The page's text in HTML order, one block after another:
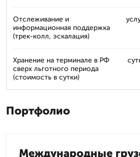
Отслеживание и
информационная поддержка
(трек-колл, эскалация)
Хранение на терминале в РФ
сверх льготного периода
(стоимость в сутки)
Портфолио
Международные